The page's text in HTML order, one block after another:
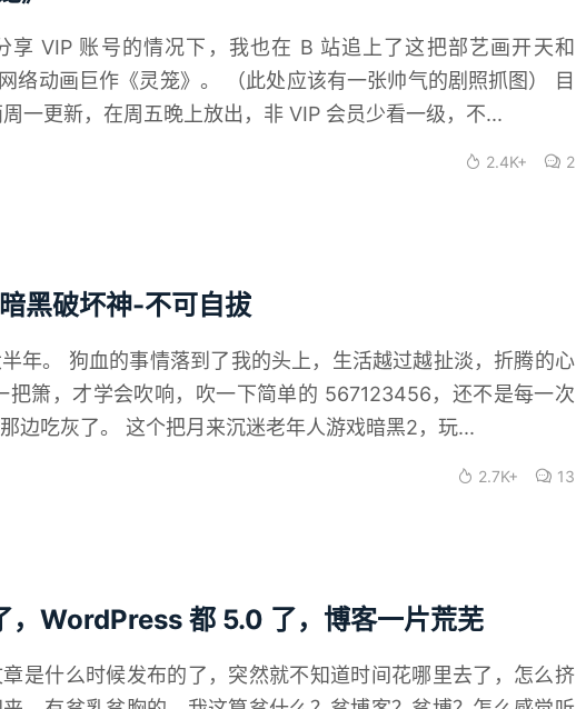
享 VIP 账号的情况下，我也在 B 站追上了这把部艺画开天和
络动画巨作《灵笼》。 （此处应该有一张帅气的剧照抓图） 目
一更新，在周五晚上放出，非 VIP 会员少看一级，不...
2.4K+ 2
黑破坏神-不可自拔
年。 狗血的事情落到了我的头上，生活越过越扯淡，折腾的心
把箫，才学会吹响，吹一下简单的 567123456，还不是每一次
边吃灰了。 这个把月来沉迷老年人游戏暗黑2，玩...
2.7K+ 13
，WordPress 都 5.0 了，博客一片荒芜
是什么时候发布的了，突然就不知道时间花哪里去了，怎么挤